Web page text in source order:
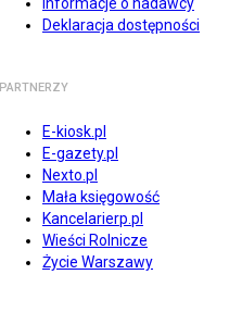
Deklaracja dostępności
PARTNERZY
E-kiosk.pl
E-gazety.pl
Nexto.pl
Mała księgowość
Kancelarierp.pl
Wieści Rolnicze
Życie Warszawy